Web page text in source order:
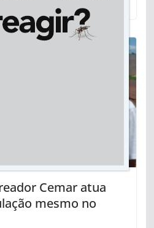
Cemar atua
mesmo no